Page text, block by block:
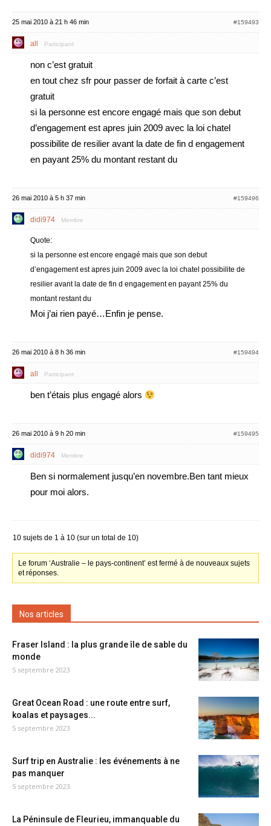
25 mai 2010 à 21 h 46 min #159493
all Participant
non c’est gratuit
en tout chez sfr pour passer de forfait à carte c’est
gratuit
si la personne est encore engagé mais que son debut
d’engagement est apres juin 2009 avec la loi chatel
possibilite de resilier avant la date de fin d engagement
en payant 25% du montant restant du
26 mai 2010 à 5 h 37 min #159496
didi974 Membre
Quote:
si la personne est encore engagé mais que son debut
d’engagement est apres juin 2009 avec la loi chatel possibilite de
resilier avant la date de fin d engagement en payant 25% du
montant restant du
Moi j’ai rien payé…Enfin je pense.
26 mai 2010 à 8 h 36 min #159494
all Participant
ben t’étais plus engagé alors
26 mai 2010 à 9 h 20 min #159495
didi974 Membre
Ben si normalement jusqu’en novembre.Ben tant mieux
pour moi alors.
10 sujets de 1 à 10 (sur un total de 10)
Le forum ‘Australie – le pays-continent’ est fermé à de nouveaux sujets
et réponses.
Nos articles
Fraser Island : la plus grande île de sable du
monde
5 septembre 2023
Great Ocean Road : une route entre surf,
koalas et paysages...
5 septembre 2023
Surf trip en Australie : les événements à ne
pas manquer
5 septembre 2023
La Péninsule de Fleurieu, immanquable du